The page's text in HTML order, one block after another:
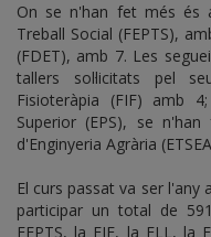
On se n'han fet més és
Treball Social (FEPTS),
(FDET), amb 7. Les
tallers sol·licitats pel
Fisioteràpia (FIF) amb
Superior (EPS), se
d'Enginyeria Agrària
El curs passat va ser l'any
participar un total de
FEPTS, la FIF, la FLL, la